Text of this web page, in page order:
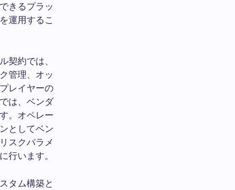
きるプラッ
運用するこ
契約では、
管理、オッ
レイヤーの
は、ベンダ
。オペレー
としてベン
スクパラメ
行います。
タム構築と